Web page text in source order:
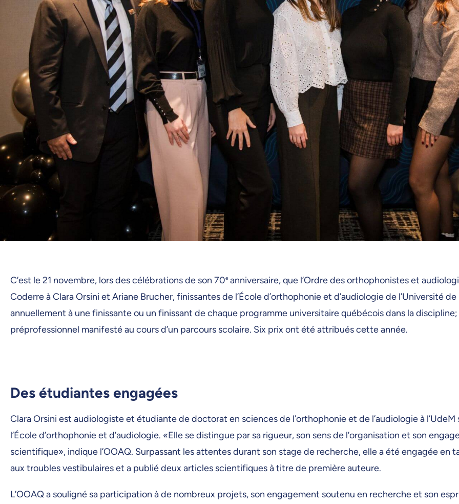
C’est le 21 novembre, lors des célébrations de son 70e anniversaire, que l’Ordre des orthophonistes et
Coderre à Clara Orsini et Ariane Brucher, finissantes de l’École d’orthophonie et d’audiologie de l’Université
annuellement à une finissante ou un finissant de chaque programme universitaire québécois dans la
préprofessionnel manifesté au cours d’un parcours scolaire. Six prix ont été attribués cette année.
Des étudiantes engagées
Clara Orsini est audiologiste et étudiante de doctorat en sciences de l’orthophonie et de l’audiologie à
l’École d’orthophonie et d’audiologie. «Elle se distingue par sa rigueur, son sens de l’organisation et son
scientifique», indique l’OOAQ. Surpassant les attentes durant son stage de recherche, elle a été engagée en
aux troubles vestibulaires et a publié deux articles scientifiques à titre de première auteure.
L’OOAQ a souligné sa participation à de nombreux projets, son engagement soutenu en recherche et son